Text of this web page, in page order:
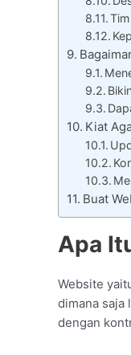
Kiat
Buat
Apa
Website
dimana saja
dengan